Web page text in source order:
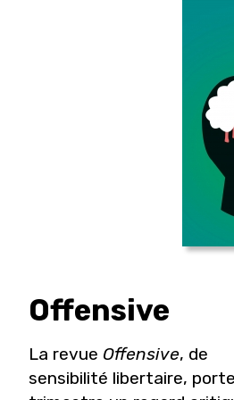
Offensive
La revue Offensive, de
sensibilité libertaire,